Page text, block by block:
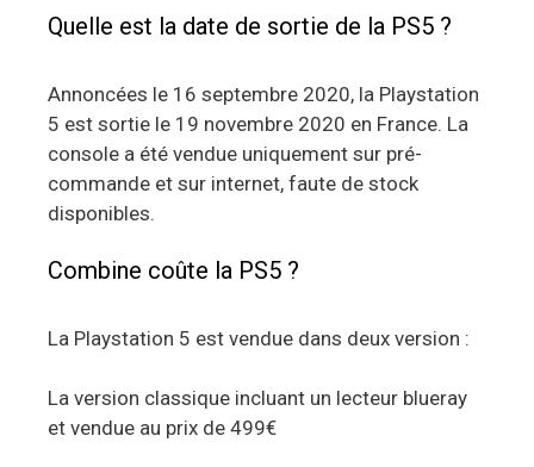
Quelle est la date de sortie de la PS5 ?
Annoncées le 16 septembre 2020, la Playstation
5 est sortie le 19 novembre 2020 en France. La
console a été vendue uniquement sur pré-
commande et sur internet, faute de stock
disponibles.
Combine coûte la PS5 ?
La Playstation 5 est vendue dans deux version :
La version classique incluant un lecteur blueray
et vendue au prix de 499€